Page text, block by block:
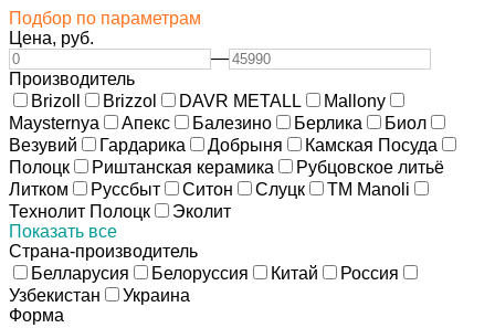
Подбор по параметрам
Цена, руб.
—
Производитель
Brizoll
Brizzol DAVR METALL
Mallony
Maysternya
Апекс Балезино Берлика
Биол
Везувий
Гардарика Добрыня
Камская Посуда
Полоцк
Риштанская керамика
Рубцовское литьё
Литком
Руссбыт Ситон Слуцк
ТМ Manoli
Технолит Полоцк
Эколит
Показать все
Страна-производитель
Белларусия
Белоруссия Китай
Россия
Узбекистан
Украина
Форма